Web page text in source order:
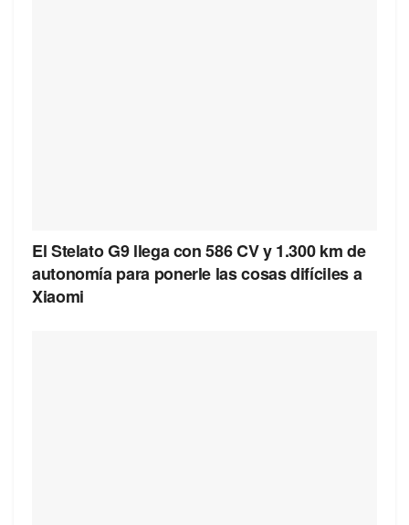
El Stelato G9 llega con 586 CV y 1.300 km de
autonomía para ponerle las cosas difíciles a
Xiaomi